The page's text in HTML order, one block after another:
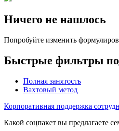
Ничего не нашлось
Попробуйте изменить
Быстрые фильтры
Полная занятость
Вахтовый метод
Корпоративная поддержка
Какой соцпакет вы предлагаете